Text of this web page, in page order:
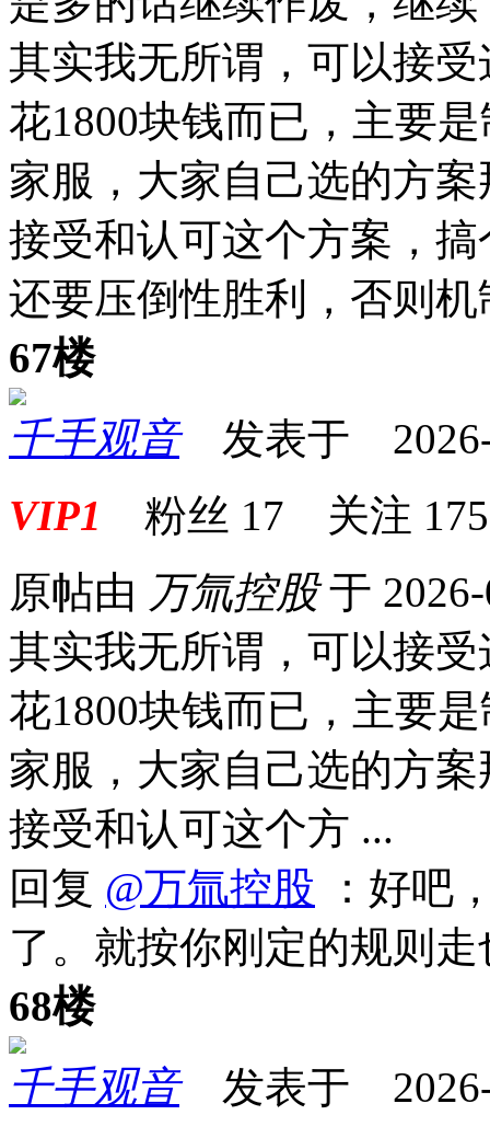
其实我无所谓，可以接
花1800块钱而已，主要
家服，大家自己选的方
接受和认可这个方案，
还要压倒性胜利，否则
67楼
千手观音发表于 2026-
VIP1 粉丝 17 关注 175
原帖由 万氚控股于
其实我无所谓，可以接
花1800块钱而已，主要
家服，大家自己选的方
接受和认可这个方 ...
回复 @万氚控股 ：好吧
了。就按你刚定的规则
68楼
千手观音发表于 2026-